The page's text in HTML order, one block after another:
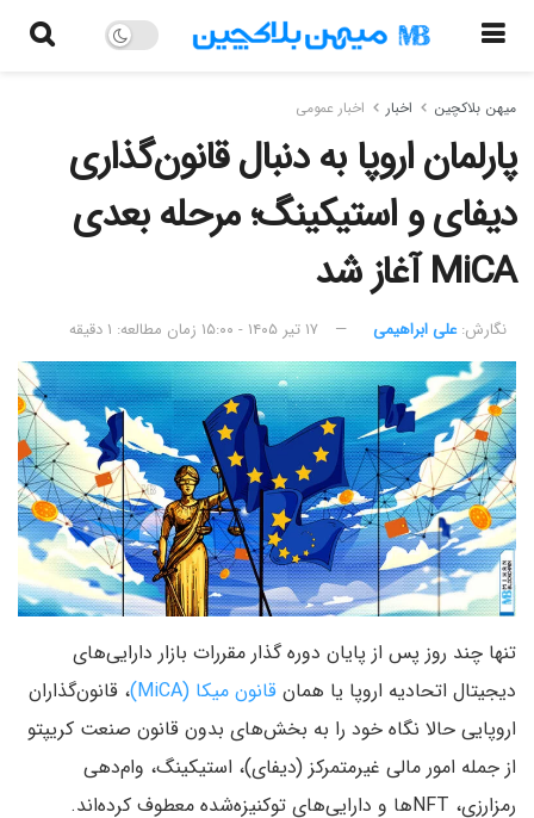
میهن بلاکچین اخبار اخبار عمومی
پارلمان اروپا به دنبال قانون‌گذاری
دیفای و استیکینگ؛ مرحله بعدی
MiCA آغاز شد
نگارش:‌ علی ابراهیمی ۱۷ تیر ۱۴۰۵ - ۱۵:۰۰ زمان مطالعه: ۱ دقیقه
تنها چند روز پس از پایان دوره گذار مقررات بازار دارایی‌های
دیجیتال اتحادیه اروپا یا همان قانون میکا (MiCA)
، قانون‌گذاران
اروپایی حالا نگاه خود را به بخش‌های بدون قانون صنعت کریپتو
از جمله امور مالی غیرمتمرکز (دیفای)، استیکینگ، وام‌دهی
رمزارزی، NFTها و دارایی‌های توکنیزه‌شده معطوف کرده‌اند.